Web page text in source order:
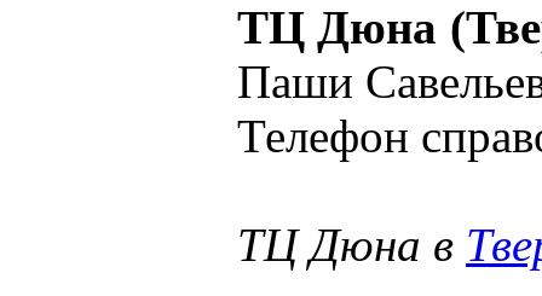
ТЦ Дюна
Паши
Телефон
ТЦ Дюна в